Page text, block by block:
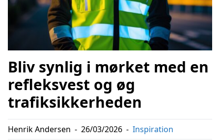
Bliv synlig i mørket med en
refleksvest og øg
trafiksikkerheden
Henrik Andersen - 26/03/2026 - Inspiration